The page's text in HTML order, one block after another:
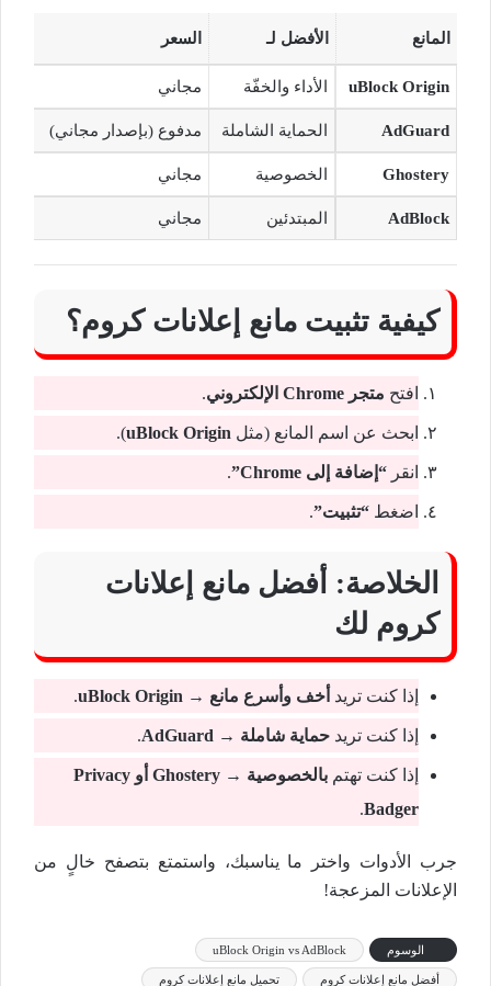
المانع الأفضل لـ السعر
uBlock Origin الأداء والخفّة مجاني
AdGuard الحماية الشاملة مدفوع (بإصدار مجاني)
Ghostery الخصوصية مجاني
AdBlock المبتدئين مجاني
كيفية تثبيت مانع إعلانات كروم؟
افتح متجر Chrome الإلكتروني .
ابحث عن اسم المانع (مثل uBlock Origin
).
انقر “إضافة إلى Chrome” .
اضغط “تثبيت”.
الخلاصة: أفضل مانع إعلانات
كروم لك
إذا كنت تريد أخف وأسرع مانع →
uBlock Origin
.
إذا كنت تريد حماية شاملة →
AdGuard
.
إذا كنت تهتم بالخصوصية →
Ghostery أو Privacy
Badger
.
جرب الأدوات واختر ما يناسبك، واستمتع بتصفح خالٍ من
الإعلانات المزعجة!
الوسوم uBlock Origin vs AdBlock
أفضل مانع إعلانات كروم تحميل مانع إعلانات كروم